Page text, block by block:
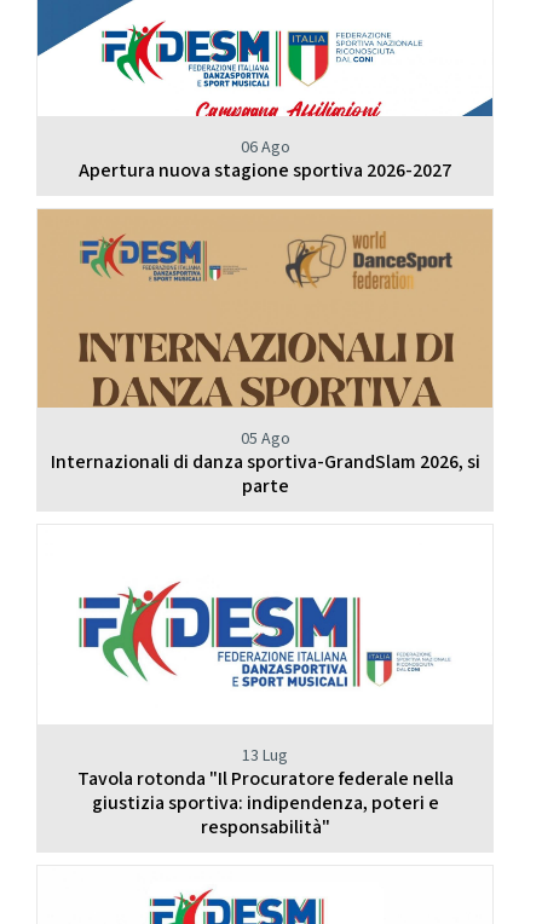
06 Ago
Apertura nuova stagione sportiva 2026-2027
05 Ago
Internazionali di danza sportiva-GrandSlam 2026, si
parte
13 Lug
Tavola rotonda "Il Procuratore federale nella
giustizia sportiva: indipendenza, poteri e
responsabilità"